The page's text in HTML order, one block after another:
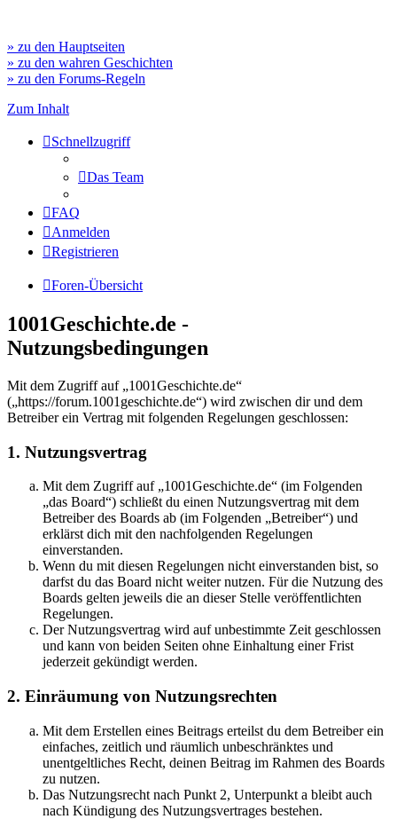
» zu den Hauptseiten
» zu den wahren Geschichten
» zu den Forums-Regeln
Zum Inhalt
Schnellzugriff
Das Team
FAQ
Anmelden
Registrieren
Foren-Übersicht
1001Geschichte.de -
Nutzungsbedingungen
Mit dem Zugriff auf „1001Geschichte.de“
(„https://forum.1001geschichte.de“) wird zwischen dir und dem
Betreiber ein Vertrag mit folgenden Regelungen geschlossen:
1. Nutzungsvertrag
Mit dem Zugriff auf „1001Geschichte.de“ (im Folgenden
„das Board“) schließt du einen Nutzungsvertrag mit dem
Betreiber des Boards ab (im Folgenden „Betreiber“) und
erklärst dich mit den nachfolgenden Regelungen
einverstanden.
Wenn du mit diesen Regelungen nicht einverstanden bist, so
darfst du das Board nicht weiter nutzen. Für die Nutzung des
Boards gelten jeweils die an dieser Stelle veröffentlichten
Regelungen.
Der Nutzungsvertrag wird auf unbestimmte Zeit geschlossen
und kann von beiden Seiten ohne Einhaltung einer Frist
jederzeit gekündigt werden.
2. Einräumung von Nutzungsrechten
Mit dem Erstellen eines Beitrags erteilst du dem Betreiber ein
einfaches, zeitlich und räumlich unbeschränktes und
unentgeltliches Recht, deinen Beitrag im Rahmen des Boards
zu nutzen.
Das Nutzungsrecht nach Punkt 2, Unterpunkt a bleibt auch
nach Kündigung des Nutzungsvertrages bestehen.